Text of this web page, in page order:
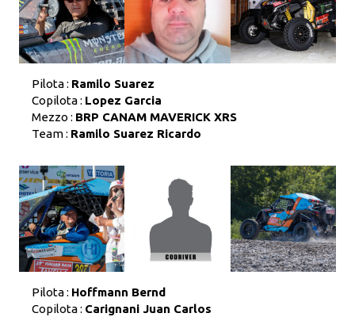
Pilota : Ramilo Suarez
Copilota : Lopez Garcia
Mezzo : BRP CANAM MAVERICK XRS
Team : Ramilo Suarez Ricardo
Pilota : Hoffmann Bernd
Copilota : Carignani Juan Carlos